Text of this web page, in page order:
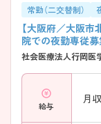
常勤（二交替制）
【大阪府／大阪市
院での夜勤専従募
社会医療法人行岡
給与
月収